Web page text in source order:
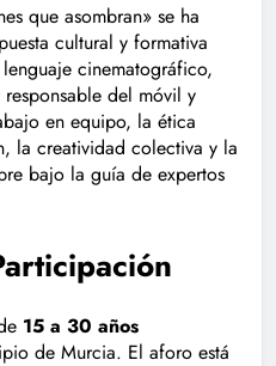
que asombran» se ha
cultural y formativa
cinematográfico,
del móvil y
en equipo, la ética
la creatividad colectiva y la
bajo la guía de expertos
15 a 30 años
de Murcia. El aforo está